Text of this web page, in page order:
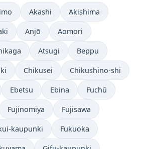
Akashi Akishima
Anjō Aomori
Atsugi Beppu
Chikusei Chikushino-shi
Ebetsu Ebina Fuchū
Fujinomiya Fujisawa
kaupunki Fukuoka